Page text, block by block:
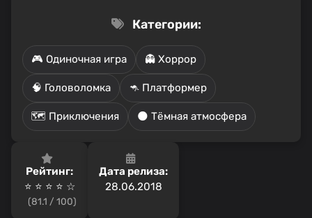
Категории:
🎮 Одиночная игра 👻 Хоррор
🧠 Головоломка 🦘 Платформер
🗺️ Приключения 🌑 Тёмная атмосфера
Рейтинг:
⭐ ⭐ ⭐ ⭐ ☆
(81.1 / 100)
Дата релиза:
28.06.2018